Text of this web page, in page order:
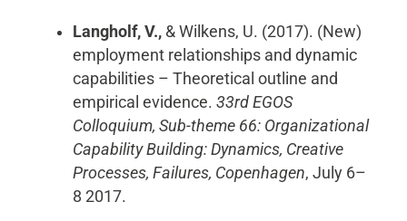
Langholf, V., & Wilkens, U. (2017). (New)
employment relationships and dynamic
capabilities – Theoretical outline and
empirical evidence. 33rd EGOS
Colloquium, Sub-theme 66: Organizational
Capability Building: Dynamics, Creative
Processes, Failures, Copenhagen, July 6–
8 2017.